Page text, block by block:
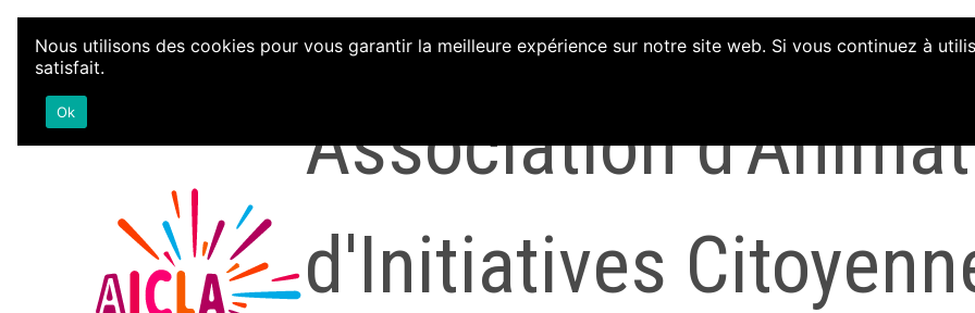
Aller au contenu
Association
d'Initiatives
Nous utilisons des cookies pour vous garantir la meilleure expérience sur notre site web. Si vous continuez à
satisfait.
Ok